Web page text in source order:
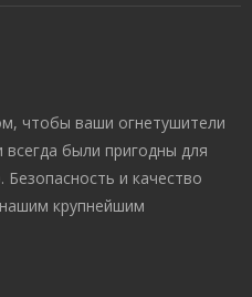
чтобы ваши огнетушители
были пригодны для
и качество
крупнейшим